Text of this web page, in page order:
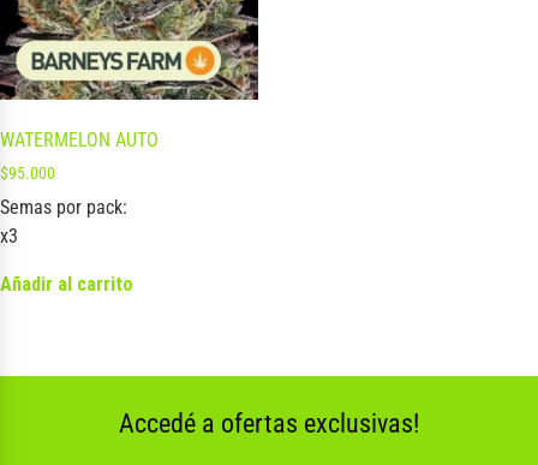
WATERMELON AUTO
$95.000
Semas por pack:
x3
Añadir al carrito
Accedé a ofertas exclusivas!